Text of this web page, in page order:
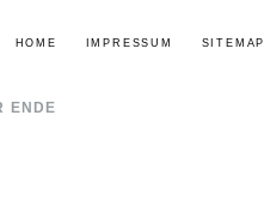
ENDE
HOME IMPRESSUM SITEMAP